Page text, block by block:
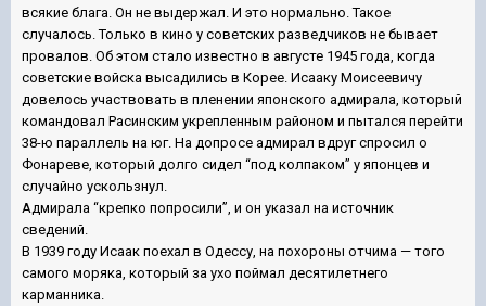
всякие блага. Он не выдержал. И это нормально. Такое
случалось. Только в кино у советских разведчиков не бывает
провалов. Об этом стало известно в августе 1945 года, когда
советские войска высадились в Корее. Исааку Моисеевичу
довелось участвовать в пленении японского адмирала, который
командовал Расинским укрепленным районом и пытался перейти
38-ю параллель на юг. На допросе адмирал вдруг спросил о
Фонареве, который долго сидел “под колпаком” у японцев и
случайно ускользнул.
Адмирала “крепко попросили”, и он указал на источник
сведений.
В 1939 году Исаак поехал в Одессу, на похороны отчима — того
самого моряка, который за ухо поймал десятилетнего
карманника.